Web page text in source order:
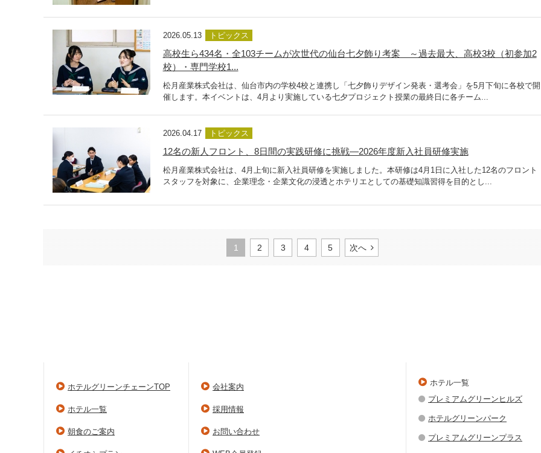
2026.05.13 トピックス
高校生ら434名・全103チームが次世代の仙台七夕飾り考案 ～過去最大、高校3校（初参加2
校）・専門学校1...
松月産業株式会社は、仙台市内の学校4校と連携し「七夕飾りデザイン発表・選考会」を5月下旬に各校で開
催します。本イベントは、4月より実施している七夕プロジェクト授業の最終日に各チーム...
2026.04.17 トピックス
12名の新人フロント、8日間の実践研修に挑戦―2026年度新入社員研修実施
松月産業株式会社は、4月上旬に新入社員研修を実施しました。本研修は4月1日に入社した12名のフロント
スタッフを対象に、企業理念・企業文化の浸透とホテリエとしての基礎知識習得を目的とし...
1 2 3 4 5 次へ
ホテルグリーンチェーンTOP
ホテル一覧
朝食のご案内
会社案内
採用情報
お問い合わせ
ホテル一覧
プレミアムグリーンヒルズ
ホテルグリーンパーク
プレミアムグリーンプラス